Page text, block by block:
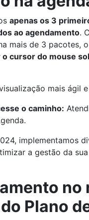
apenas os 3
ao agendamento.
mais de 3 pacotes,
o cursor do mouse
mais ágil
o caminho:
no
Plano